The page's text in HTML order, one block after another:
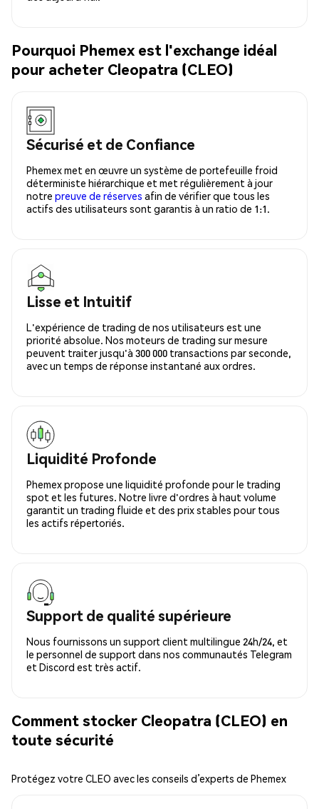
Pourquoi Phemex est l'exchange idéal
pour acheter Cleopatra (CLEO)
Sécurisé et de Confiance
Phemex met en œuvre un système de portefeuille froid
déterministe hiérarchique et met régulièrement à jour
notre preuve de réserves afin de vérifier que tous les
actifs des utilisateurs sont garantis à un ratio de 1:1.
Lisse et Intuitif
L'expérience de trading de nos utilisateurs est une
priorité absolue. Nos moteurs de trading sur mesure
peuvent traiter jusqu'à 300 000 transactions par seconde,
avec un temps de réponse instantané aux ordres.
Liquidité Profonde
Phemex propose une liquidité profonde pour le trading
spot et les futures. Notre livre d'ordres à haut volume
garantit un trading fluide et des prix stables pour tous
les actifs répertoriés.
Support de qualité supérieure
Nous fournissons un support client multilingue 24h/24, et
le personnel de support dans nos communautés Telegram
et Discord est très actif.
Comment stocker Cleopatra (CLEO) en
toute sécurité
Protégez votre CLEO avec les conseils d’experts de Phemex